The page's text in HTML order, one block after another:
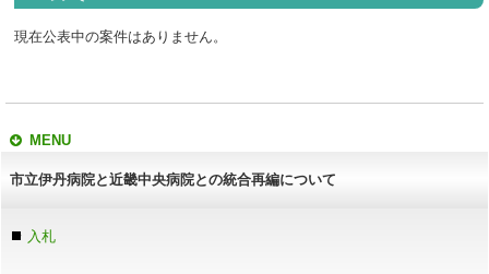
現在公表中の案件はありません。
MENU
市立伊丹病院と近畿中央病院との統合再編について
入札